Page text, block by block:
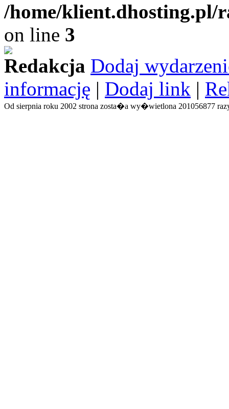
/home/
on line 3
Redakcja Dodaj
informację | Dodaj link |
Od sierpnia roku 2002 strona zosta�a wy�wietlona 201056877